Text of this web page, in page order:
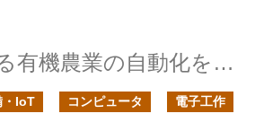
ロボットによる有機農業の自動化を目指すトクイテンさんの自社圃場を訪問
・IoT コンピュータ 電子工作